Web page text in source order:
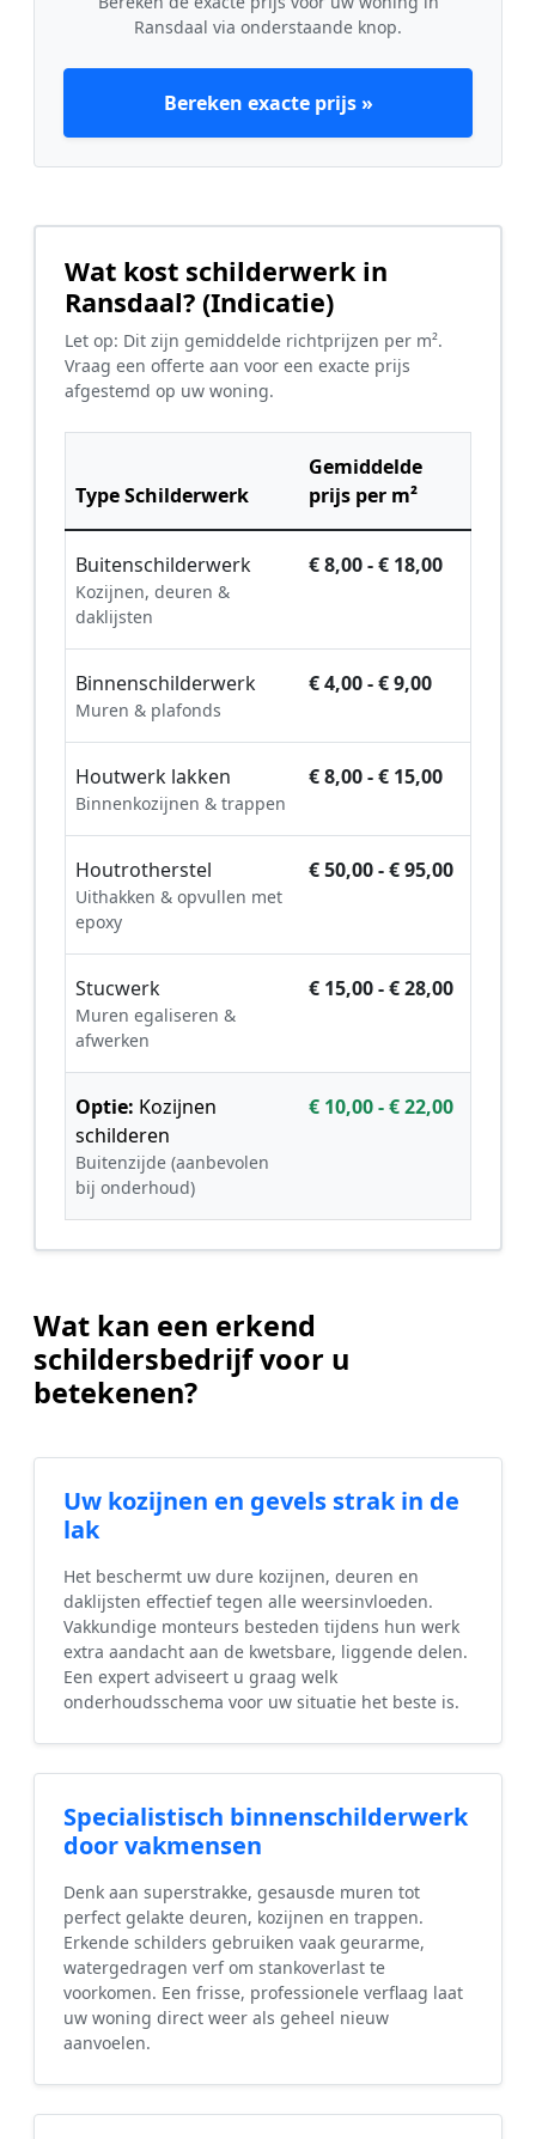
Ransdaal via onderstaande knop.
Bereken exacte prijs »
Wat kost schilderwerk in
Ransdaal? (Indicatie)
Let op: Dit zijn gemiddelde richtprijzen per m².
Vraag een offerte aan voor een exacte prijs
afgestemd op uw woning.
Type Schilderwerk
Gemiddelde
prijs per m²
Buitenschilderwerk
Kozijnen, deuren &
daklijsten
€ 8,00 - € 18,00
Binnenschilderwerk
Muren & plafonds
€ 4,00 - € 9,00
Houtwerk lakken
Binnenkozijnen & trappen
€ 8,00 - € 15,00
Houtrotherstel
Uithakken & opvullen met
epoxy
€ 50,00 - € 95,00
Stucwerk
Muren egaliseren &
afwerken
€ 15,00 - € 28,00
Optie: Kozijnen
schilderen
Buitenzijde (aanbevolen
bij onderhoud)
€ 10,00 - € 22,00
Wat kan een erkend
schildersbedrijf voor u
betekenen?
Uw kozijnen en gevels strak in de
lak
Het beschermt uw dure kozijnen, deuren en
daklijsten effectief tegen alle weersinvloeden.
Vakkundige monteurs besteden tijdens hun werk
extra aandacht aan de kwetsbare, liggende delen.
Een expert adviseert u graag welk
onderhoudsschema voor uw situatie het beste is.
Specialistisch binnenschilderwerk
door vakmensen
Denk aan superstrakke, gesausde muren tot
perfect gelakte deuren, kozijnen en trappen.
Erkende schilders gebruiken vaak geurarme,
watergedragen verf om stankoverlast te
voorkomen. Een frisse, professionele verflaag laat
uw woning direct weer als geheel nieuw
aanvoelen.